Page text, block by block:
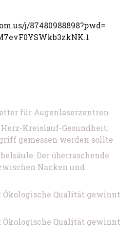
j/87480988898?pwd=
für Augenlaserzentren
Kreislauf-Gesundheit:
gemessen werden sollte
Der überraschende
Nacken und
Ökologische Qualität gewinnt
Ökologische Qualität gewinnt